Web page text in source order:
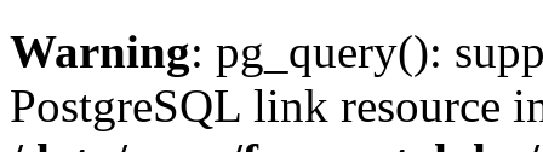
Warning: pg_query():
PostgreSQL link resource